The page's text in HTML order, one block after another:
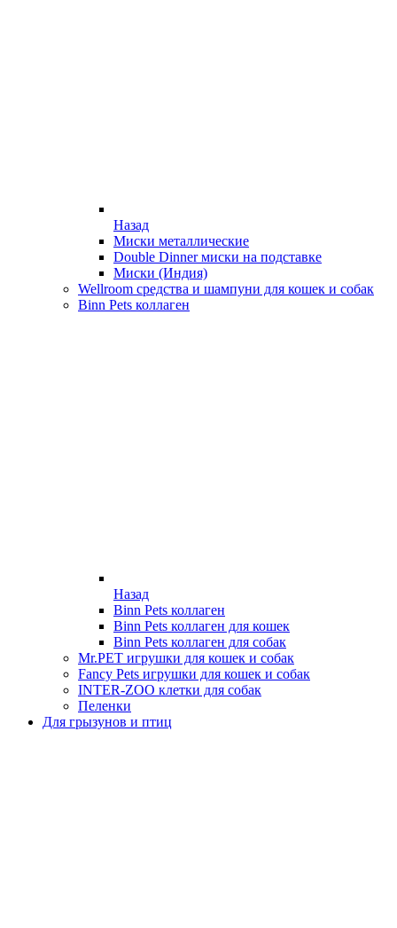
Назад
Миски металлические
Double Dinner миски на подставке
Миски (Индия)
Wellroom средства и шампуни для кошек и собак
Binn Pets коллаген
Назад
Binn Pets коллаген
Binn Pets коллаген для кошек
Binn Pets коллаген для собак
Mr.PET игрушки для кошек и собак
Fancy Pets игрушки для кошек и собак
INTER-ZOO клетки для собак
Пеленки
Для грызунов и птиц